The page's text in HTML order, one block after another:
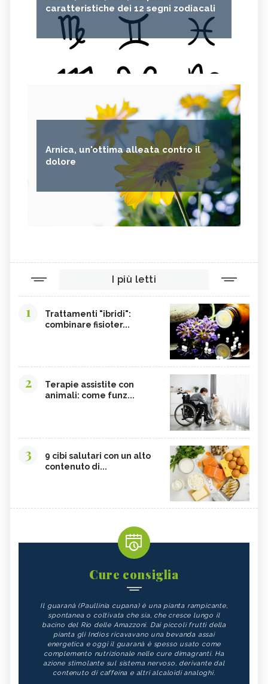
caratteristiche dei 12 segni zodiacali
Arnica, un'ottima alleata contro il
dolore
I più letti
1
Trattamenti "ibridi":
combinare fisioter...
2
Terapie assistite con
animali: come funz...
3
9 cibi salutari con un alto
contenuto di...
Cure consiglia
Il guaranà (Paullinia cupana) è una pianta rampicante,
spontanea o coltivata che sia, che cresce lungo il
bacino del Rio delle Amazzoni. Dai piccoli frutti della
pianta gli Indios ricavavano una bevanda assai
energetica e oggi il guaranà è spesso usato come
complemento nutrizionale nelle cure dimagranti. Ha
azione stimolante sul sistema nervoso, derivante dal
contenuto di caffeina e altri alcaloidi analoghi.